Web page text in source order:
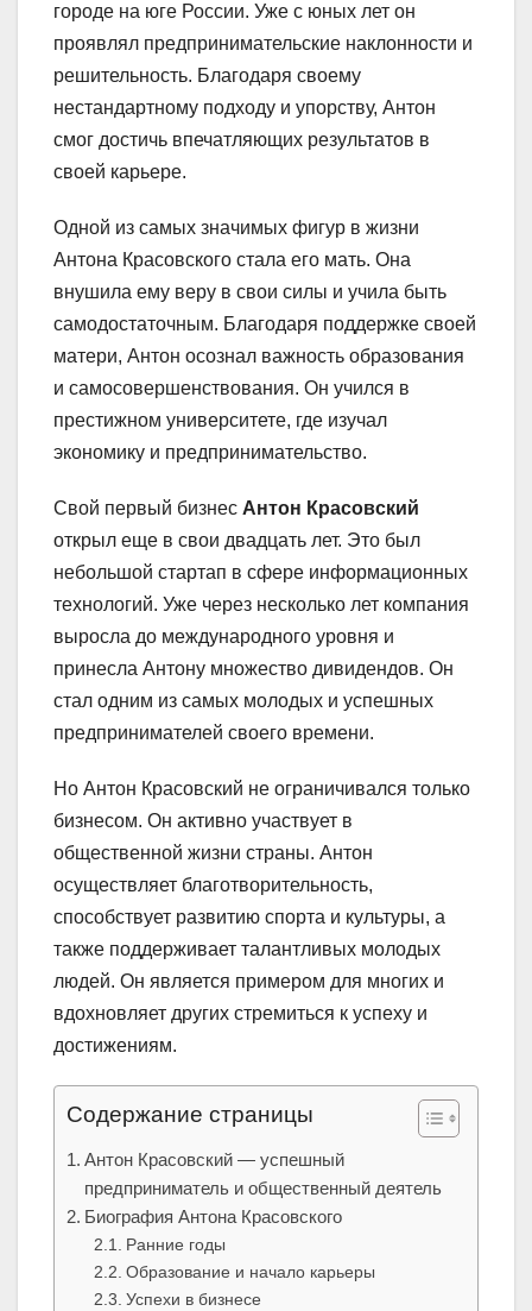
городе на юге России. Уже с юных лет он
проявлял предпринимательские наклонности и
решительность. Благодаря своему
нестандартному подходу и упорству, Антон
смог достичь впечатляющих результатов в
своей карьере.
Одной из самых значимых фигур в жизни
Антона Красовского стала его мать. Она
внушила ему веру в свои силы и учила быть
самодостаточным. Благодаря поддержке своей
матери, Антон осознал важность образования
и самосовершенствования. Он учился в
престижном университете, где изучал
экономику и предпринимательство.
Свой первый бизнес Антон Красовский
открыл еще в свои двадцать лет. Это был
небольшой стартап в сфере информационных
технологий. Уже через несколько лет компания
выросла до международного уровня и
принесла Антону множество дивидендов. Он
стал одним из самых молодых и успешных
предпринимателей своего времени.
Но Антон Красовский не ограничивался только
бизнесом. Он активно участвует в
общественной жизни страны. Антон
осуществляет благотворительность,
способствует развитию спорта и культуры, а
также поддерживает талантливых молодых
людей. Он является примером для многих и
вдохновляет других стремиться к успеху и
достижениям.
Содержание страницы
Антон Красовский — успешный
предприниматель и общественный деятель
Биография Антона Красовского
Ранние годы
Образование и начало карьеры
Успехи в бизнесе